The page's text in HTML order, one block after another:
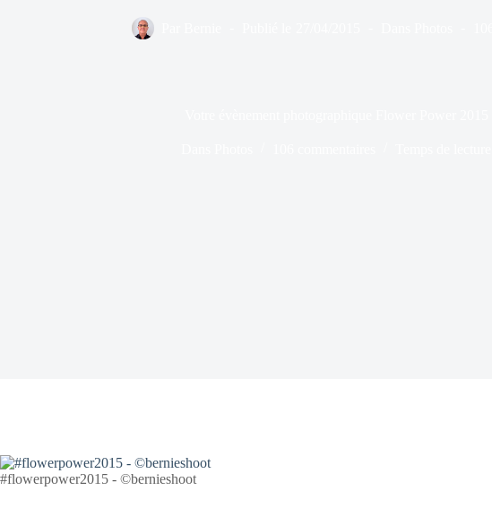
#flowerpower2015 - ©bernieshoot